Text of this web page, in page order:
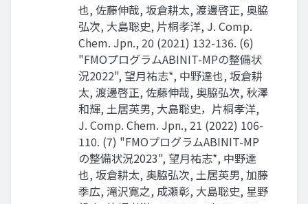
也, 佐藤伸哉, 坂倉耕太, 渡邊啓正, 奥脇
弘次, 大島聡史, 片桐孝洋, J. Comp.
Chem. Jpn., 20 (2021) 132-136. (6)
"FMOプログラムABINIT-MPの整備状
況2022", 望月祐志*, 中野達也, 坂倉耕
太, 渡邊啓正, 佐藤伸哉, 奥脇弘次, 秋澤
和輝, 土居英男, 大島聡史，片桐孝洋,
J. Comp. Chem. Jpn., 21 (2022) 106-
110. (7) "FMOプログラムABINIT-MP
の整備状況2023", 望月祐志*, 中野達
也, 坂倉耕太, 奥脇弘次, 土居英男, 加藤
季広, 滝沢寛之, 成瀬彰, 大島聡史, 星野